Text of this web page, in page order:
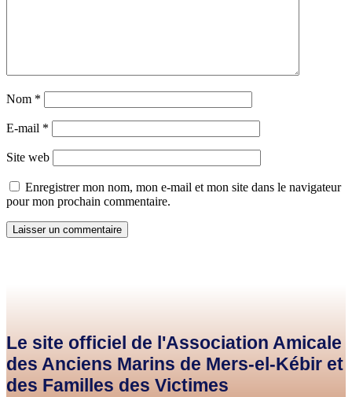
Nom *
E-mail *
Site web
Enregistrer mon nom, mon e-mail et mon site dans le navigateur
pour mon prochain commentaire.
Le site officiel de l'Association Amicale
des Anciens Marins de Mers-el-Kébir et
des Familles des Victimes